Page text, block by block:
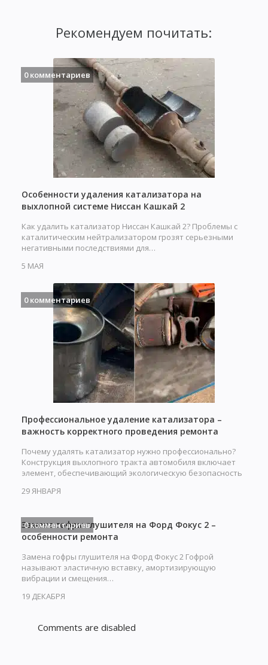
Рекомендуем почитать:
0 комментариев
Особенности удаления катализатора на
выхлопной системе Ниссан Кашкай 2
Как удалить катализатор Ниссан Кашкай 2? Проблемы с
каталитическим нейтрализатором грозят серьезными
негативными последствиями для…
5 МАЯ
0 комментариев
Профессиональное удаление катализатора –
важность корректного проведения ремонта
Почему удалять катализатор нужно профессионально?
Конструкция выхлопного тракта автомобиля включает
элемент, обеспечивающий экологическую безопасность
29 ЯНВАРЯ
0 комментариев
Замена гофры глушителя на Форд Фокус 2 –
особенности ремонта
Замена гофры глушителя на Форд Фокус 2 Гофрой
называют эластичную вставку, амортизирующую
вибрации и смещения…
19 ДЕКАБРЯ
Comments are disabled